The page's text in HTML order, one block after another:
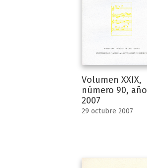
Volumen XXIX,
número 90, año
2007
29 octubre 2007